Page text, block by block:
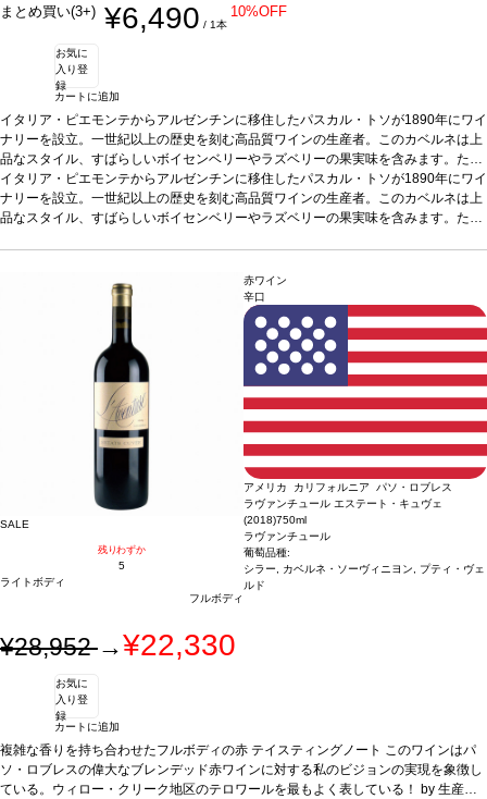
まとめ買い(3+) ¥6,490 / 1本
10%OFF
お気に
入り登
録
カートに追加
イタリア・ピエモンテからアルゼンチンに移住したパスカル・トソが1890年にワイ
ナリーを設立。一世紀以上の歴史を刻む高品質ワインの生産者。このカベルネは上
品なスタイル、すばらしいボイセンベリーやラズベリーの果実味を含みます。たっ
ぷりとしたバニラ、スパイス、チョコレートを示し、長く、しっかりとした後味。
エレガントで複雑、甘いけれど一貫したタンニン。テイスティングノートエレガ
ントなスタイルを持つ一本。すばらしいボイセンベリーやラズベリーの果実味を感
ラム、イタリアン、フランス産チーズなどと好相性
*上記ヴィンテージが在庫切れの場合、価格が同様で在庫があれば自動的に次のヴ
ィンテージに変更されます、ご了承ください。
イタリア・ピエモンテからアルゼンチンに移住したパスカル・トソが1890年にワイ
ナリーを設立。一世紀以上の歴史を刻む高品質ワインの生産者。このカベルネは上
品なスタイル、すばらしいボイセンベリーやラズベリーの果実味を含みます。たっ
ントなスタイルを持つ一本。すばらしいボイセンベリーやラズベリーの果実味を感
じ、たっぷりとしたバニラ、スパイス、チョコレートを含む。長く、しっかりとし
た後味に、エレガントで複雑な甘いタンニンが続く。
合う料理パスタ、赤身肉、
ラム、イタリアン、フランス産チーズなどと好相性葡萄品種
SALE
残りわずか
5
ライトボディ
フルボディ
赤ワイン
辛口
アメリカ カリフォルニア パソ・ロブレス
ラヴァンチュール エステート・キュヴェ
(2018)750ml
ラヴァンチュール
葡萄品種:
シラー, カベルネ・ソーヴィニヨン, プティ・ヴェ
ルド
¥28,952→¥22,330
お気に
入り登
録
カートに追加
複雑な香りを持ち合わせたフルボディの赤 テイスティングノート このワインはパ
ソ・ロブレスの偉大なブレンデッド赤ワインに対する私のビジョンの実現を象徴し
ている。ウィロー・クリーク地区のテロワールを最もよく表している！ by 生産者